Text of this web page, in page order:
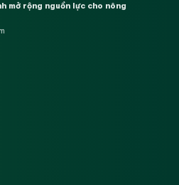
mở rộng nguồn lực cho nông